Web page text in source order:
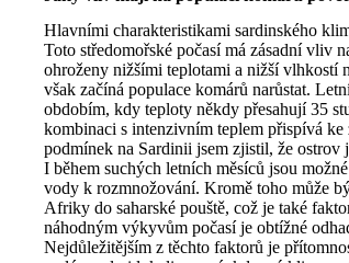
Hlavními charakteristikami sardinského
Toto středomořské počasí má zásadní vliv
ohroženy nižšími teplotami a nižší vlhkostí
však začíná populace komárů narůstat.
obdobím, kdy teploty někdy přesahují 35
kombinaci s intenzivním teplem přispívá
podmínek na Sardinii jsem zjistil, že
I během suchých letních měsíců jsou možné
vody k rozmnožování. Kromě toho může
Afriky do saharské pouště, což je také
náhodným výkyvům počasí je obtížné
Nejdůležitějším z těchto faktorů je